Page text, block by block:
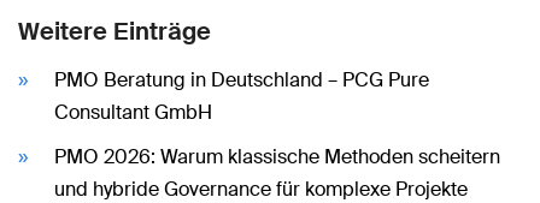
Weitere Einträge
PMO Beratung in Deutschland – PCG Pure
Consultant GmbH
PMO 2026: Warum klassische Methoden scheitern
und hybride Governance für komplexe Projekte